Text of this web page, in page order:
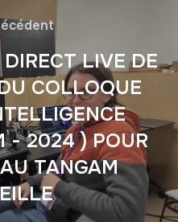
LIVE DE
COLLOQUE
- 2024 ) POUR
TANGAM